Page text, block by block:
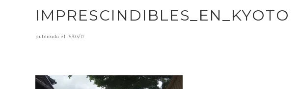
IMPRESCINDIBLES_EN_KYOTO
publicada el15/03/17